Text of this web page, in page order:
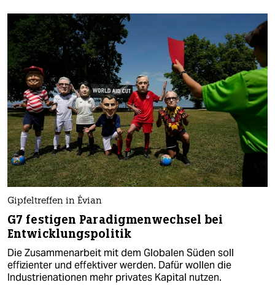
Gipfeltreffen in Évian
G7 festigen Paradigmenwechsel bei
Entwicklungspolitik
Die Zusammenarbeit mit dem Globalen Süden soll
effizienter und effektiver werden. Dafür wollen die
Industrienationen mehr privates Kapital nutzen.